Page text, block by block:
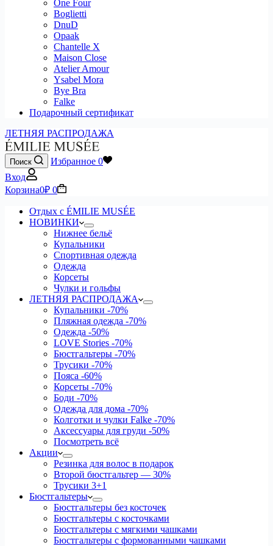
One Four
Boglietti
DnuD
Opaak
Chantelle X
Maison Close
Atelier Amour
Ysabel Mora
Bye Bra
Falke
Подарочный сертификат
ЛЕТНЯЯ РАСПРОДАЖА
Поиск Избранное 0
Вход
Корзина0₽ 0
Отдых с ÉMILIE MUSÉE
НОВИНКИ
Нижнее бельё
Купальники
Спортивная одежда
Одежда
Корсеты
Чулки и гольфы
ЛЕТНЯЯ РАСПРОДАЖА
Купальники -70%
Пляжная одежда -70%
Одежда -50%
LOVE Stories -70%
Бюстгальтеры -70%
Трусики -70%
Пояса -60%
Корсеты -70%
Боди -70%
Одежда для дома -70%
Колготки и чулки Falke -70%
Аксессуары для груди -50%
Посмотреть всё
Акции
Резинка для волос в подарок
Второй бюстгальтер — 30%
Трусики 3+1
Бюстгальтеры
Бюстгальтеры без косточек
Бюстгальтеры с косточками
Бюстгальтеры с мягкими чашками
Бюстгальтеры с формованными чашками